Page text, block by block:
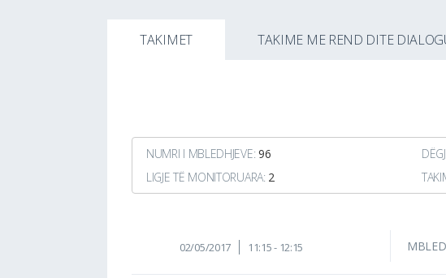
TAKIMET TAKIME ME REND DITE
NUMRI I MBLEDHJEVE: 96
LIGJE TË MONITORUARA: 2
02/05/2017 11:15 - 12:15